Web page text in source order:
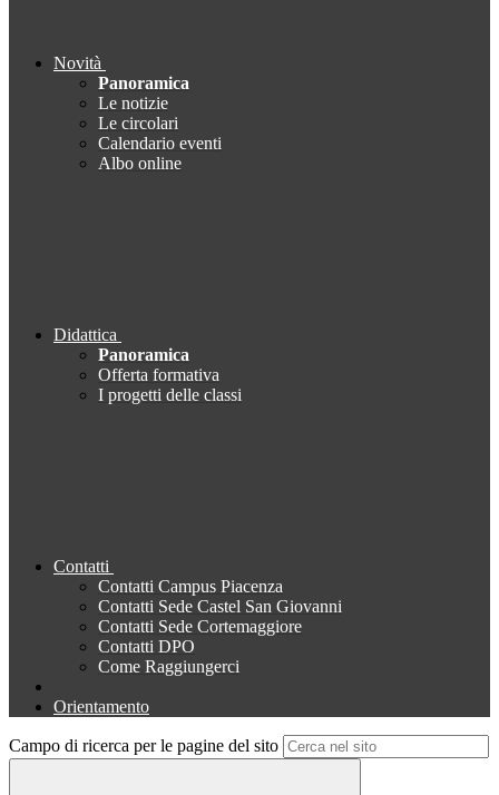
Novità
Panoramica
Le notizie
Le circolari
Calendario eventi
Albo online
Didattica
Panoramica
Offerta formativa
I progetti delle classi
Contatti
Contatti Campus Piacenza
Contatti Sede Castel San Giovanni
Contatti Sede Cortemaggiore
Contatti DPO
Come Raggiungerci
Orientamento
Campo di ricerca per le pagine del sito